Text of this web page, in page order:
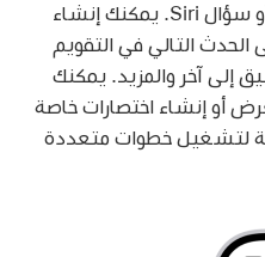
كثيرًا من خلال ضغطة واحدة أو سؤال Siri. يمكنك إنشاء
الحدث التالي في التقويم
إلى آخر والمزيد. يمكنك
أو إنشاء اختصارات خاصة
لتشغيل خطوات متعددة